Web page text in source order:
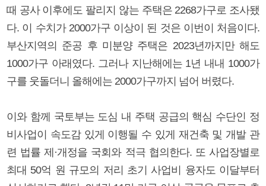
때 공사 이후에도 팔리지 않는 주택은 2268가구로 조사됐
다. 이 수치가 2000가구 이상이 된 것은 이번이 처음이다.
부산지역의 준공 후 미분양 주택은 2023년까지만 해도
1000가구 아래였다. 그러나 지난해에는 1년 내내 1000가
구를 웃돌더니 올해에는 2000가구까지 넘어 버렸다.
이와 함께 국토부는 도심 내 주택 공급의 핵심 수단인 정
비사업이 속도감 있게 이행될 수 있게 재건축 및 개발 관
련 법률 제·개정을 국회와 적극 협의한다. 또 사업장별로
최대 50억 원 규모의 저리 초기 사업비 융자도 이달부터